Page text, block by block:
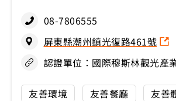
08-7806555
屏東縣潮州鎮光復路461號
認證單位：國際穆斯林觀光產
友善環境 友善餐廳 友善